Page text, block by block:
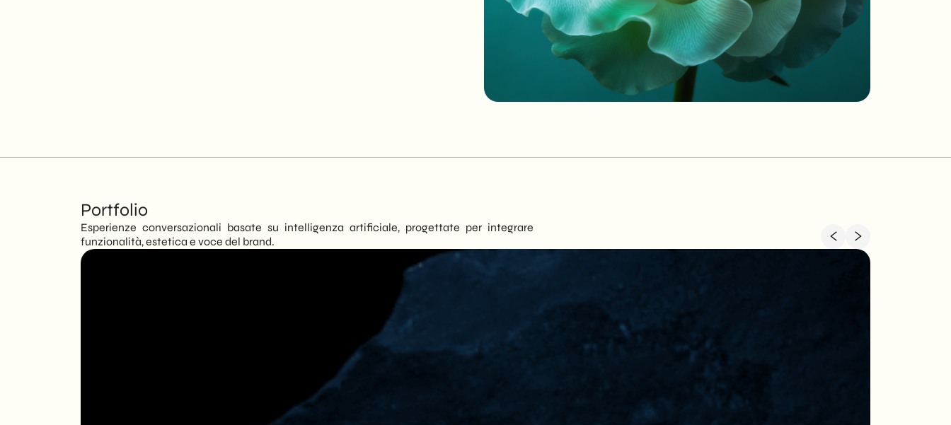
Portfolio
Esperienze conversazionali basate su intelligenza artificiale, progettate per integrare
funzionalità, estetica e voce del brand.